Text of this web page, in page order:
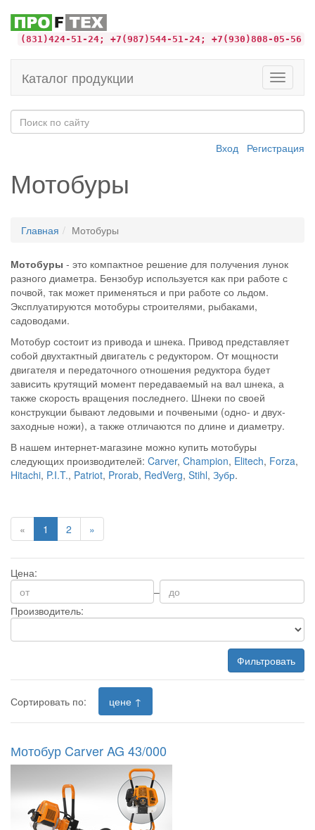
(831)424-51-24; +7(987)544-51-24; +7(930)808-05-56
Toggle
Каталог продукции
Вход Регистрация
Мотобуры
Главная Мотобуры
Мотобуры - это компактное решение для получения лунок
разного диаметра. Бензобур используется как при работе с
почвой, так может применяться и при работе со льдом.
Эксплуатируются мотобуры строителями, рыбаками,
садоводами.
Мотобур состоит из привода и шнека. Привод представляет
собой двухтактный двигатель с редуктором. От мощности
двигателя и передаточного отношения редуктора будет
зависить крутящий момент передаваемый на вал шнека, а
также скорость вращения последнего. Шнеки по своей
конструкции бывают ледовыми и почвеными (одно- и двух-
заходные ножи), а также отличаются по длине и диаметру.
В нашем интернет-магазине можно купить мотобуры
следующих производителей: Carver, Champion, Elitech, Forza,
Hitachi, P.I.T., Patriot, Prorab, RedVerg, Stihl, Зубр.
« 1 2 »
Цена:
–
Производитель:
Фильтровать
Сортировать по: цене ↑
Мотобур Carver AG 43/000